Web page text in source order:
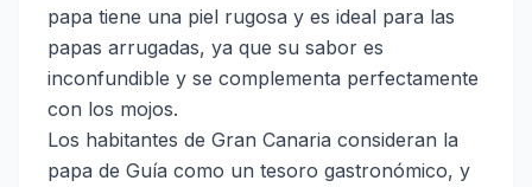
papa tiene una piel rugosa y es ideal para las
papas arrugadas, ya que su sabor es
inconfundible y se complementa perfectamente
con los mojos.
Los habitantes de Gran Canaria consideran la
papa de Guía como un tesoro gastronómico, y